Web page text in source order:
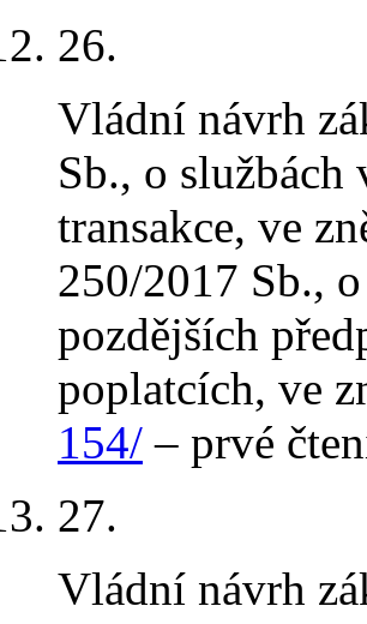
26.
Vládní návrh
Sb., o
transakce, ve
250/2017 Sb.,
pozdějších
poplatcích, ve
154/ – prvé
27.
Vládní návrh